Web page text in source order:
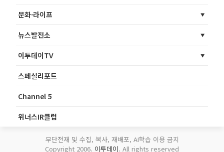
문화·라이프
뉴스발전소
이투데이TV
스페셜리포트
Channel 5
위너스IR클럽
무단전재 및 수집, 복사, 재배포, AI학습 이용 금지
Copyright 2006. 이투데이. All rights reserved